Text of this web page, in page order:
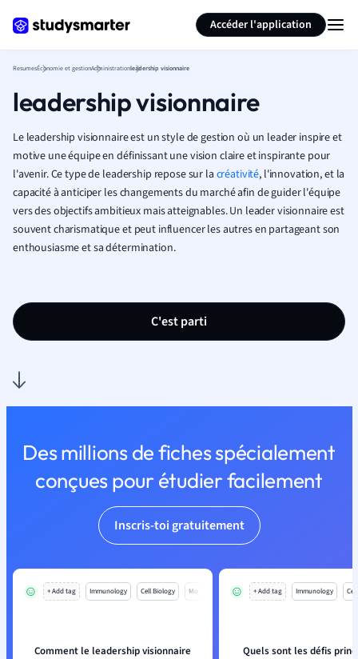
Accéder l'application
ResumesÉconomie et gestionAdministrationleadership visionnaire
leadership visionnaire
Le leadership visionnaire est un style de gestion où un leader inspire et
motive une équipe en définissant une vision claire et inspirante pour
l'avenir. Ce type de leadership repose sur la créativité, l'innovation, et la
capacité à anticiper les changements du marché afin de guider l'équipe
vers des objectifs ambitieux mais atteignables. Un leader visionnaire est
souvent charismatique et peut influencer les autres en partageant son
enthousiasme et sa détermination.
C'est parti
Des millions de fiches spécialement
conçues pour étudier facilement
Inscris-toi gratuitement
+ Add tag Immunology Cell Biology Mo
Comment le leadership visionnaire
+ Add tag Immunology
Quels sont les défis
Résumer la page